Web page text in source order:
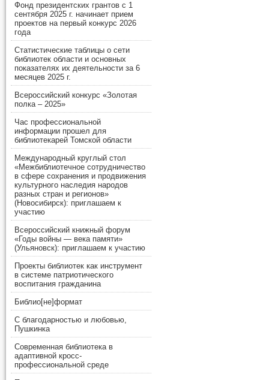
Фонд президентских грантов с 1
сентября 2025 г. начинает прием
проектов на первый конкурс 2026
года
Статистические таблицы о сети
библиотек области и основных
показателях их деятельности за 6
месяцев 2025 г.
Всероссийский конкурс «Золотая
полка – 2025»
Час профессиональной
информации прошел для
библиотекарей Томской области
Международный круглый стол
«Межбиблиотечное сотрудничество
в сфере сохранения и продвижения
культурного наследия народов
разных стран и регионов»
(Новосибирск): приглашаем к
участию
Всероссийский книжный форум
«Годы войны — века памяти»
(Ульяновск): приглашаем к участию
Проекты библиотек как инструмент
в системе патриотического
воспитания гражданина
Библио[не]формат
С благодарностью и любовью,
Пушкинка
Современная библиотека в
адаптивной кросс-
профессиональной среде